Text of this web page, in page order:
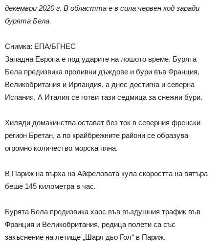
декември 2020 г. В областта е в сила червен код заради
бурята Бела.
Снимка: ЕПА/БГНЕС
Западна Европа е под ударите на лошото време. Бурята
Бела предизвика проливни дъждове и бури във Франция,
Великобритания и Ирландия, а днес достигна и северна
Испания. А Италия се готви тази седмица за снежни бури.
Хиляди домакинства остават без ток в северния френски
регион Бретан, а по крайбрежните райони се образува
огромно количество морска пяна.
В Париж на върха на Айфеловата кула скоростта на вятъра
беше 145 километра в час.
Бурята Бела предизвика хаос във въздушния трафик във
Франция и Великобритания, редица полети са със
закъснение на летище „Шарл дьо Гол“ в Париж.